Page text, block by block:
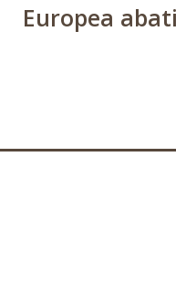
Europea